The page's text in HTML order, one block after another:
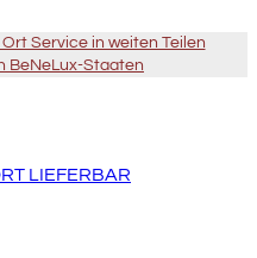
Ort Service in weiten Teilen
BeNeLux-Staaten
LIEFERBAR